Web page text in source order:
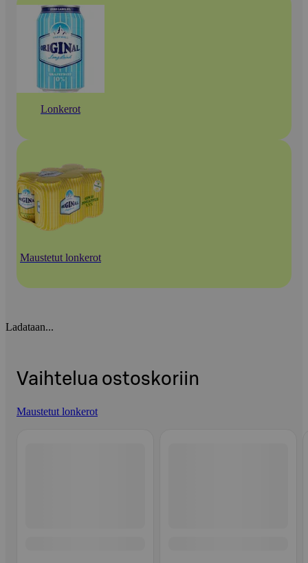
Lonkerot
Maustetut lonkerot
Ladataan...
Vaihtelua ostoskoriin
Maustetut lonkerot